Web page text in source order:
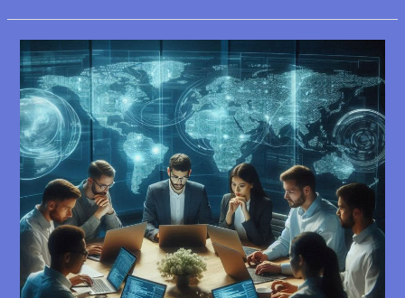
fascinante
mundo
de
la
informatica